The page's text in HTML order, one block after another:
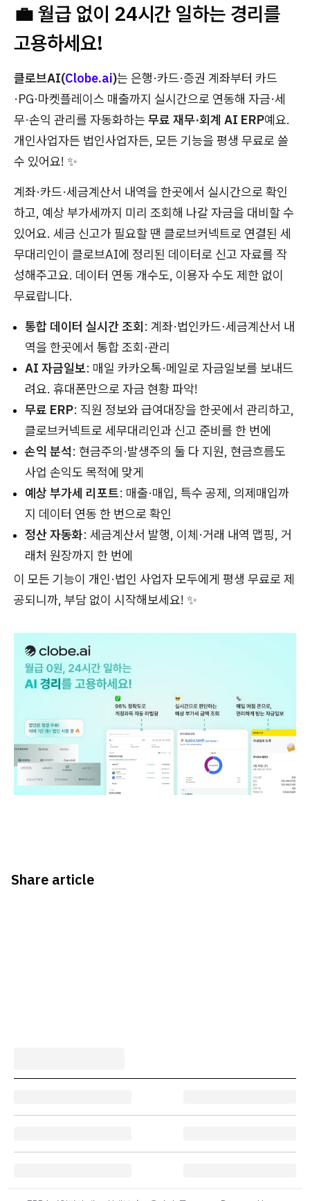
💼 월급 없이 24시간 일하는 경리를
고용하세요!
클로브AI(Clobe.ai)는 은행·카드·증권 계좌부터 카드
·PG·마켓플레이스 매출까지 실시간으로 연동해 자금·세
무·손익 관리를 자동화하는 무료 재무·회계 AI ERP예요.
개인사업자든 법인사업자든, 모든 기능을 평생 무료로 쓸
수 있어요! ✨
계좌·카드·세금계산서 내역을 한곳에서 실시간으로 확인
하고, 예상 부가세까지 미리 조회해 나갈 자금을 대비할 수
있어요. 세금 신고가 필요할 땐 클로브커넥트로 연결된 세
무대리인이 클로브AI에 정리된 데이터로 신고 자료를 작
성해주고요. 데이터 연동 개수도, 이용자 수도 제한 없이
무료랍니다.
통합 데이터 실시간 조회: 계좌·법인카드·세금계산서 내
역을 한곳에서 통합 조회·관리
AI 자금일보: 매일 카카오톡·메일로 자금일보를 보내드
려요. 휴대폰만으로 자금 현황 파악!
무료 ERP: 직원 정보와 급여대장을 한곳에서 관리하고,
클로브커넥트로 세무대리인과 신고 준비를 한 번에
손익 분석: 현금주의·발생주의 둘 다 지원, 현금흐름도
사업 손익도 목적에 맞게
예상 부가세 리포트: 매출·매입, 특수 공제, 의제매입까
지 데이터 연동 한 번으로 확인
정산 자동화: 세금계산서 발행, 이체·거래 내역 맵핑, 거
래처 원장까지 한 번에
이 모든 기능이 개인·법인 사업자 모두에게 평생 무료로 제
공되니까, 부담 없이 시작해보세요! ✨
Share article